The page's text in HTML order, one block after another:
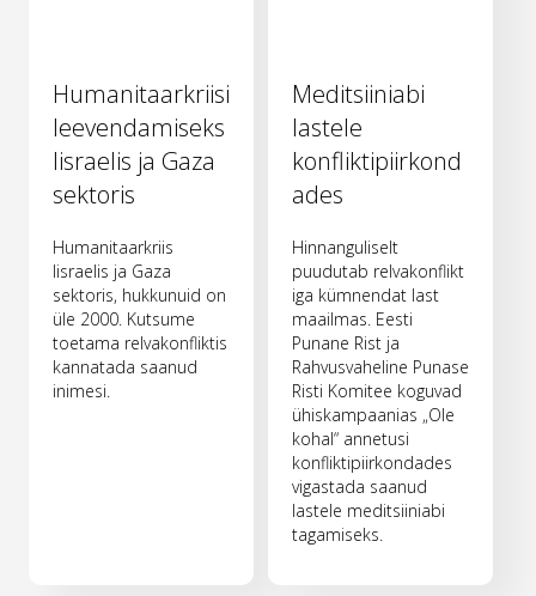
Humanitaarkriisi
leevendamiseks
Iisraelis ja Gaza
sektoris
Humanitaarkriis
Iisraelis ja Gaza
sektoris, hukkunuid on
üle 2000. Kutsume
toetama relvakonfliktis
kannatada saanud
inimesi.
Meditsiiniabi
lastele
konfliktipiirkond
ades
Hinnanguliselt
puudutab relvakonflikt
iga kümnendat last
maailmas. Eesti
Punane Rist ja
Rahvusvaheline Punase
Risti Komitee koguvad
ühiskampaanias „Ole
kohal“ annetusi
konfliktipiirkondades
vigastada saanud
lastele meditsiiniabi
tagamiseks.